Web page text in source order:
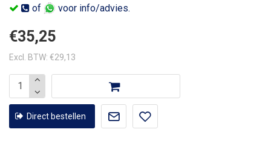
of
voor info/advies.
€35,25
Excl. BTW: €29,13
Direct bestellen